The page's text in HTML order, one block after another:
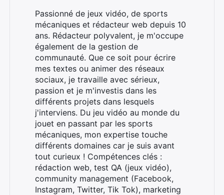
Passionné de jeux vidéo, de sports
mécaniques et rédacteur web depuis 10
ans. Rédacteur polyvalent, je m'occupe
également de la gestion de
communauté. Que ce soit pour écrire
mes textes ou animer des réseaux
sociaux, je travaille avec sérieux,
passion et je m'investis dans les
différents projets dans lesquels
j'interviens. Du jeu vidéo au monde du
jouet en passant par les sports
mécaniques, mon expertise touche
différents domaines car je suis avant
tout curieux ! Compétences clés :
rédaction web, test QA (jeux vidéo),
community management (Facebook,
Instagram, Twitter, Tik Tok), marketing